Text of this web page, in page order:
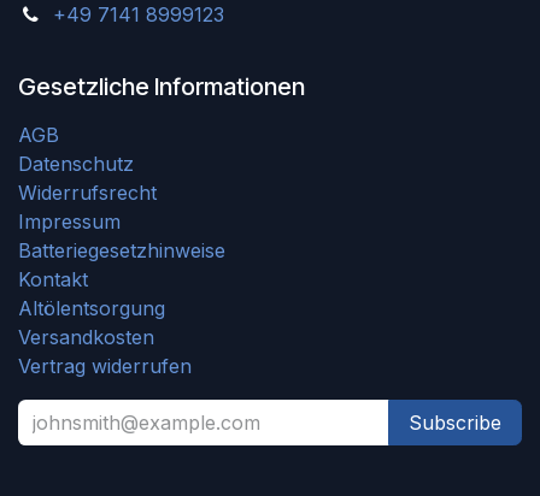
+49 7141 8999123
Gesetzliche Informationen
AGB
Datenschutz
Widerrufsrecht
Impressum
Batteriegesetzhinweise
Kontakt
Altölentsorgung
Versandkosten
Vertrag widerrufen
Subscribe